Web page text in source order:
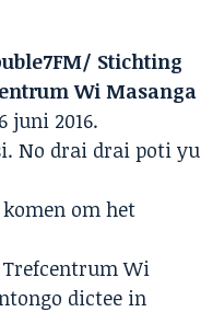
Stichting
Wi Masanga
juni 2016.
No drai drai poti yu
om het
Trefcentrum Wi
dictee in